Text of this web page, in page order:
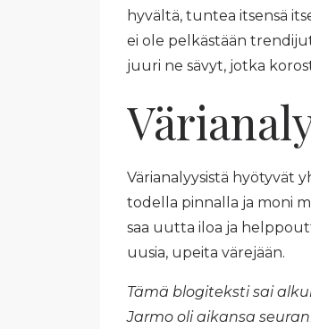
hyvältä, tuntea itsensä
ei ole pelkästään
juuri ne sävyt, jotka
Värianalyysistä hyötyvät
todella pinnalla ja moni
saa uutta iloa ja
uusia, upeita värejään.
Tämä blogiteksti sai
Jarmo oli aikansa